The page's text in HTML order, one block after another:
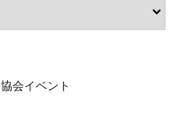
協会イベント